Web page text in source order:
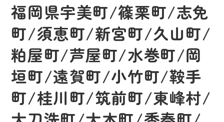
福岡県宇美町/篠栗町/志免
町/須恵町/新宮町/久山町/
粕屋町/芦屋町/水巻町/岡
垣町/遠賀町/小竹町/鞍手
町/桂川町/筑前町/東峰村/